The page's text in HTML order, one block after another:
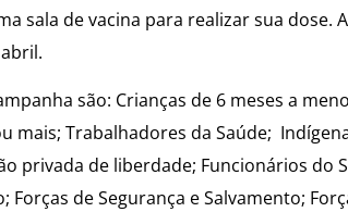
sala de vacina para realizar sua dose.
são: Crianças de 6 meses a
mais; Trabalhadores da Saúde;
privada de liberdade; Funcionários do
de Segurança e Salvamento;